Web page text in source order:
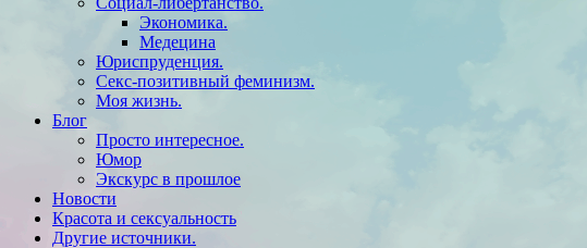
Экономика.
Медецина
Юриспруденция.
Секс-позитивный феминизм.
Моя жизнь.
Блог
Просто интересное.
Юмор
Экскурс в прошлое
Новости
Красота и сексуальность
Другие источники.